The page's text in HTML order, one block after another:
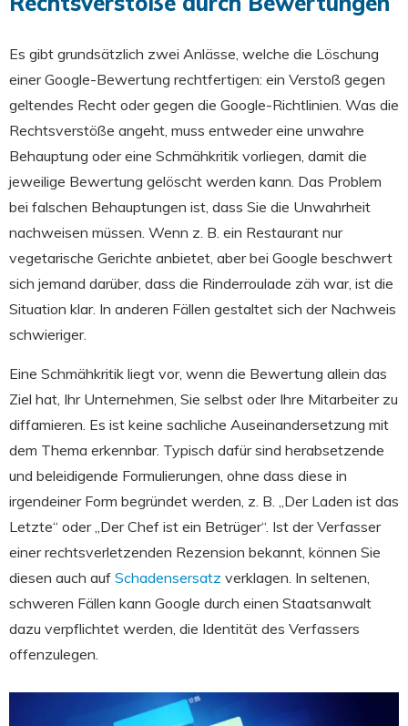
Es gibt grundsätzlich zwei Anlässe, welche die Löschung
einer Google-Bewertung rechtfertigen: ein Verstoß gegen
geltendes Recht oder gegen die Google-Richtlinien. Was die
Rechtsverstöße angeht, muss entweder eine unwahre
Behauptung oder eine Schmähkritik vorliegen, damit die
jeweilige Bewertung gelöscht werden kann. Das Problem
bei falschen Behauptungen ist, dass Sie die Unwahrheit
nachweisen müssen. Wenn z. B. ein Restaurant nur
vegetarische Gerichte anbietet, aber bei Google beschwert
sich jemand darüber, dass die Rinderroulade zäh war, ist die
Situation klar. In anderen Fällen gestaltet sich der Nachweis
schwieriger.
Eine Schmähkritik liegt vor, wenn die Bewertung allein das
Ziel hat, Ihr Unternehmen, Sie selbst oder Ihre Mitarbeiter zu
diffamieren. Es ist keine sachliche Auseinandersetzung mit
dem Thema erkennbar. Typisch dafür sind herabsetzende
und beleidigende Formulierungen, ohne dass diese in
irgendeiner Form begründet werden, z. B. „Der Laden ist das
Letzte“ oder „Der Chef ist ein Betrüger“. Ist der Verfasser
einer rechtsverletzenden Rezension bekannt, können Sie
diesen auch auf Schadensersatz verklagen. In seltenen,
schweren Fällen kann Google durch einen Staatsanwalt
dazu verpflichtet werden, die Identität des Verfassers
offenzulegen.